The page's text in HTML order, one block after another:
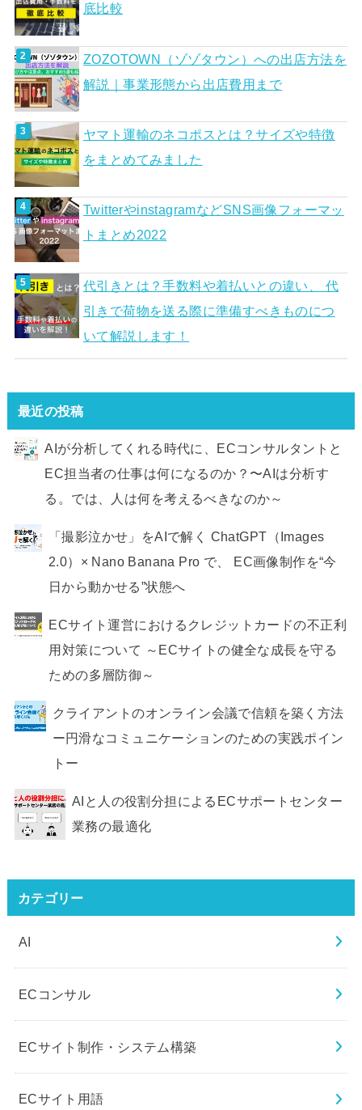
底比較
ZOZOTOWN（ゾゾタウン）への出店方法を
解説｜事業形態から出店費用まで
ヤマト運輸のネコポスとは？サイズや特徴
をまとめてみました
TwitterやinstagramなどSNS画像フォーマッ
トまとめ2022
代引きとは？手数料や着払いとの違い、 代
引きで荷物を送る際に準備すべきものにつ
いて解説します！
最近の投稿
AIが分析してくれる時代に、ECコンサルタントと
EC担当者の仕事は何になるのか？〜AIは分析す
る。では、人は何を考えるべきなのか～
「撮影泣かせ」をAIで解く ChatGPT（Images
2.0）× Nano Banana Pro で、 EC画像制作を“今
日から動かせる”状態へ
ECサイト運営におけるクレジットカードの不正利
用対策について ～ECサイトの健全な成長を守る
ための多層防御～
クライアントのオンライン会議で信頼を築く方法
ー円滑なコミュニケーションのための実践ポイン
トー
AIと人の役割分担によるECサポートセンター
業務の最適化
カテゴリー
AI
ECコンサル
ECサイト制作・システム構築
ECサイト用語